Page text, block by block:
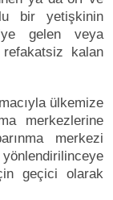
bir yetişkinin
gelen veya
kalan
ülkemize
merkezlerine
merkezi
geçici olarak